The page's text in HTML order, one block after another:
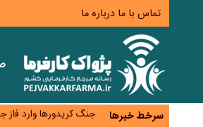
تماس با ما درباره ما
سرخط خبرها
زائران اربعین نگران ارز
جنگ کریدورها وارد فاز جدید شد؛
پارادوکس اینترنت در